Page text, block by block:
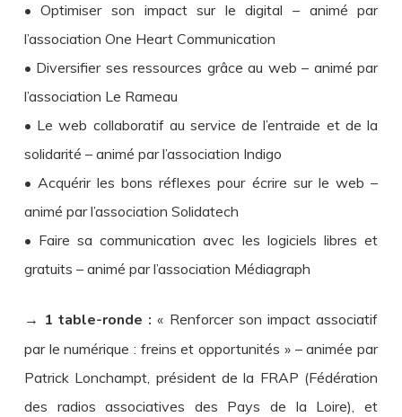
• Optimiser son impact sur le digital – animé par
l’association One Heart Communication
• Diversifier ses ressources grâce au web – animé par
l’association Le Rameau
• Le web collaboratif au service de l’entraide et de la
solidarité – animé par l’association Indigo
• Acquérir les bons réflexes pour écrire sur le web –
animé par l’association Solidatech
• Faire sa communication avec les logiciels libres et
gratuits – animé par l’association Médiagraph
→ 1 table-ronde : « Renforcer son impact associatif
par le numérique : freins et opportunités » – animée par
Patrick Lonchampt, président de la FRAP (Fédération
des radios associatives des Pays de la Loire), et